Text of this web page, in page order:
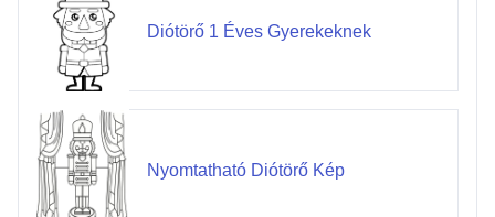
Diótörő 1 Éves Gyerekeknek
Nyomtatható Diótörő Kép